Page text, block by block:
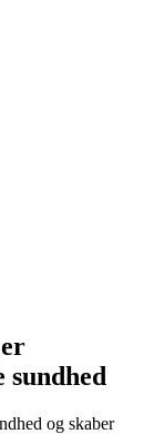
sundhed
og skaber